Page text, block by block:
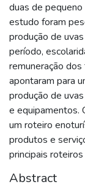
duas de
estudo foram
produção de
período,
remuneração
apontaram para
produção de
e equipamentos.
um roteiro
produtos e
principais
Abstract